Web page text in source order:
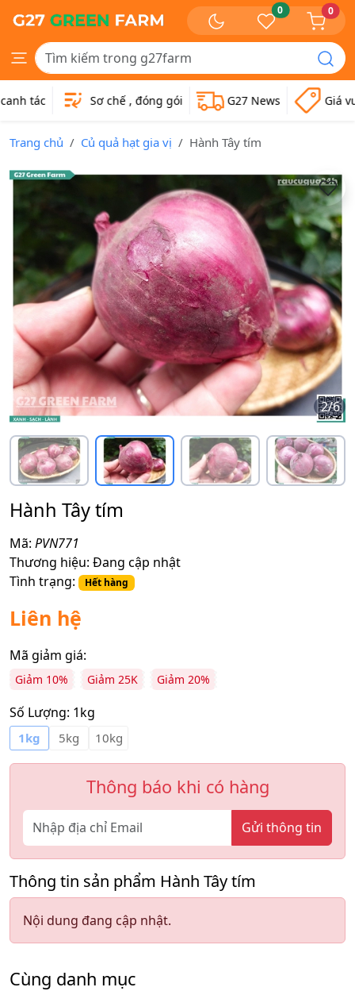
0 0
tác Sơ chế , đóng gói G27 News Giá
Trang chủ Củ quả hạt gia vị Hành Tây tím
2/6
Hành Tây tím
Mã: PVN771
Thương hiệu: Đang cập nhật
Tình trạng:
Hết hàng
Liên hệ
Mã giảm giá:
Giảm 10% Giảm 25K Giảm 20%
Số Lượng: 1kg
1kg 5kg 10kg
Thông báo khi có hàng
Gửi thông tin
Thông tin sản phẩm Hành Tây tím
Nội dung đang cập nhật.
Cùng danh mục